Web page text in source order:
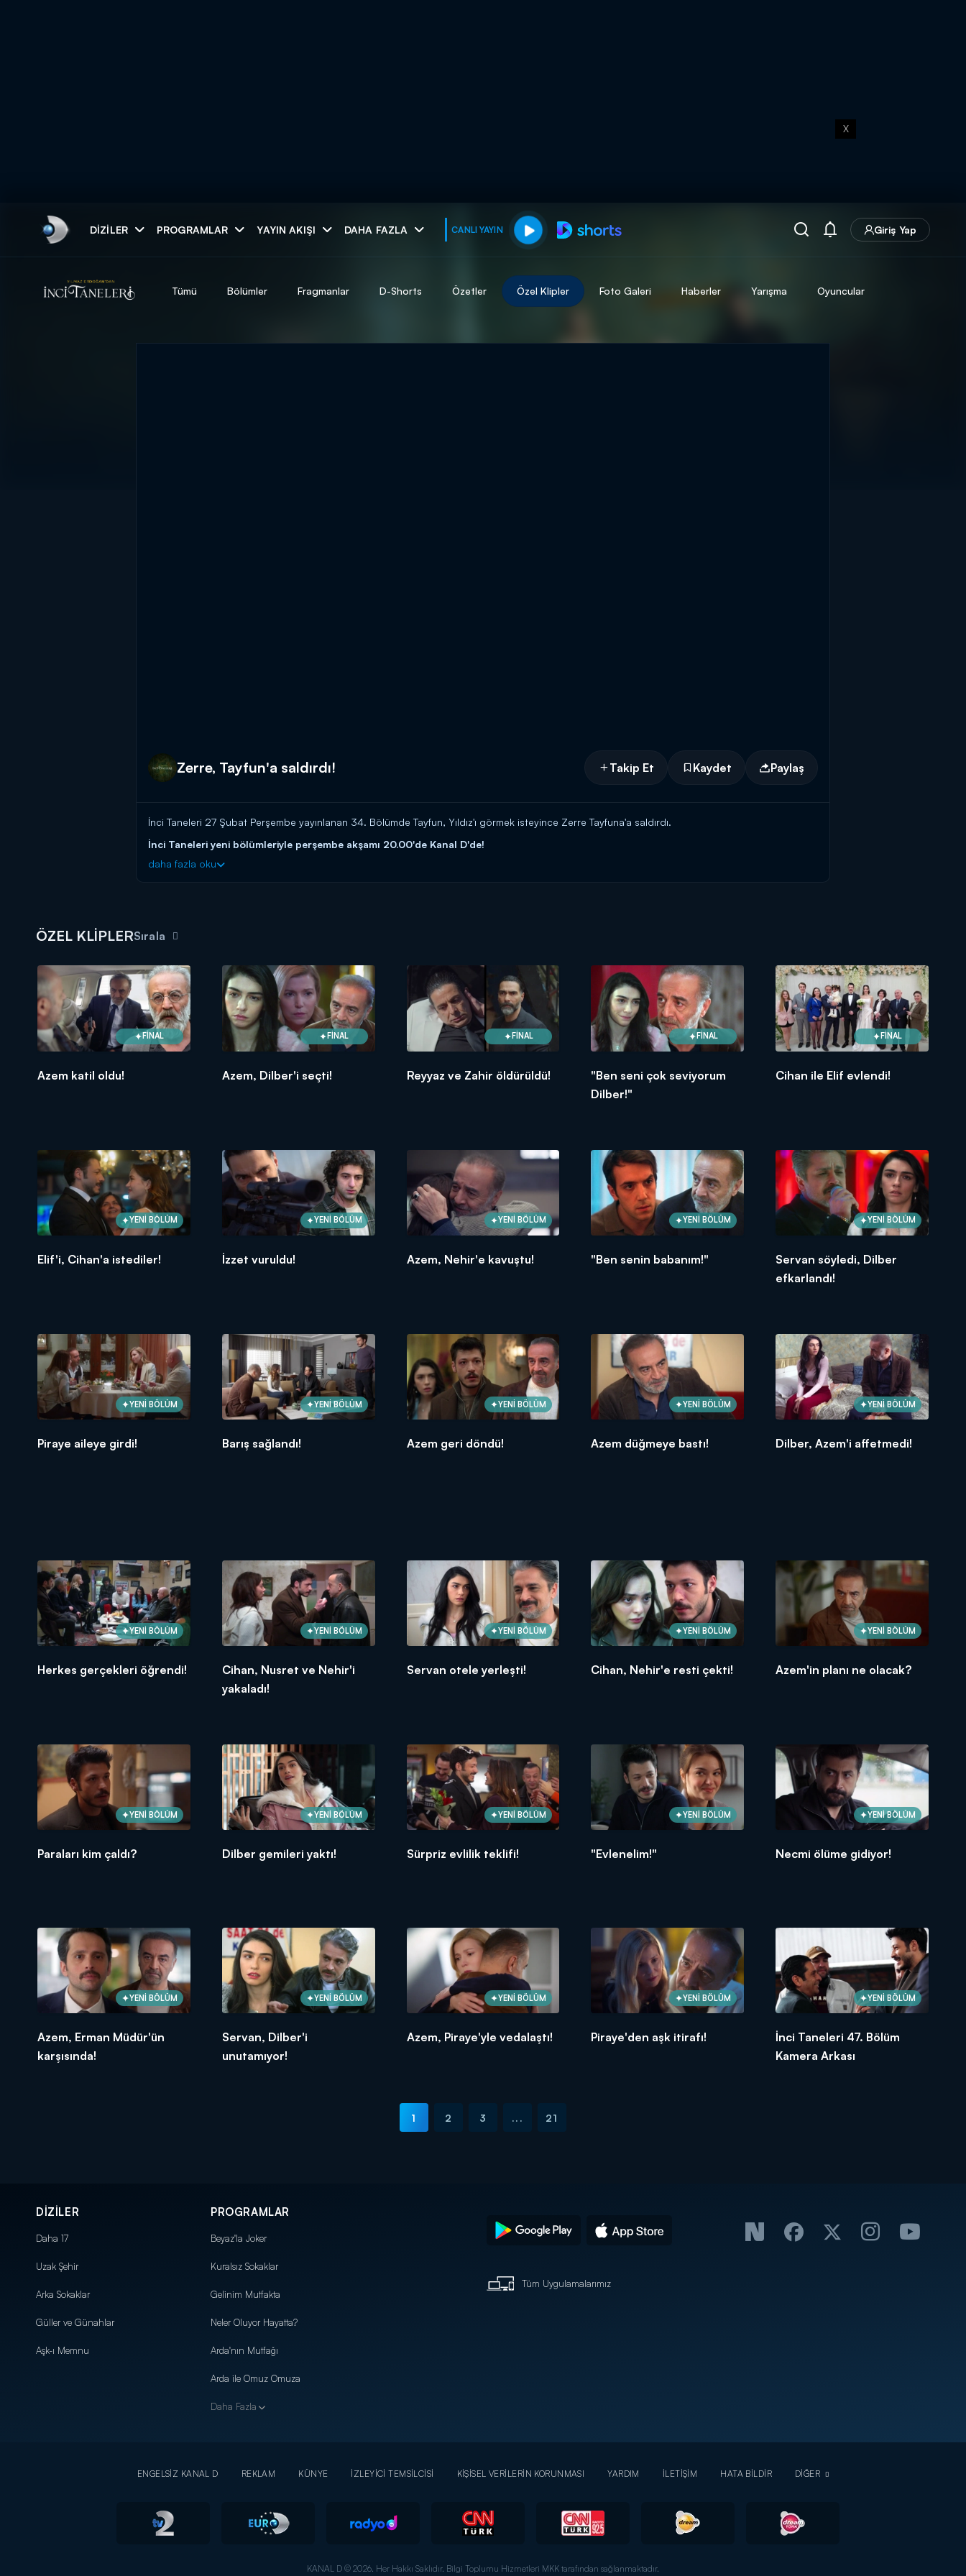
X
DIZILER PROGRAMLAR YAYIN AKIŞI DAHA FAZLA CANLI YAYIN Giriş Yap
muhteşem ikili
Tümü Bölümler Fragmanlar D-Shorts Özetler Özel Klipler Foto Galeri Haberler Yarışma Oyuncular
Zerre, Tayfun'a saldırdı! Takip Et Kaydet Paylaş
İnci Taneleri 27 Şubat Perşembe yayınlanan 34. Bölümde Tayfun, Yıldız'ı görmek isteyince Zerre Tayfuna'a saldırdı.
İnci Taneleri yeni bölümleriyle perşembe akşamı 20.00'de Kanal D'de!
daha fazla oku
ÖZEL KLİPLERSırala
FİNAL
Azem katil oldu!
FİNAL
Azem, Dilber'i seçti!
FİNAL
Reyyaz ve Zahir öldürüldü!
FİNAL
"Ben seni çok seviyorum
Dilber!"
FİNAL
Cihan ile Elif evlendi!
YENİ BÖLÜM
Elif'i, Cihan'a istediler!
YENİ BÖLÜM
İzzet vuruldu!
YENİ BÖLÜM
Azem, Nehir'e kavuştu!
YENİ BÖLÜM
"Ben senin babanım!"
YENİ BÖLÜM
Servan söyledi, Dilber
efkarlandı!
YENİ BÖLÜM
Piraye aileye girdi!
YENİ BÖLÜM
Barış sağlandı!
YENİ BÖLÜM
Azem geri döndü!
YENİ BÖLÜM
Azem düğmeye bastı!
YENİ BÖLÜM
Dilber, Azem'i affetmedi!
YENİ BÖLÜM
Herkes gerçekleri öğrendi!
YENİ BÖLÜM
Cihan, Nusret ve Nehir'i
yakaladı!
YENİ BÖLÜM
Servan otele yerleşti!
YENİ BÖLÜM
Cihan, Nehir'e resti çekti!
YENİ BÖLÜM
Azem'in planı ne olacak?
YENİ BÖLÜM
Paraları kim çaldı?
YENİ BÖLÜM
Dilber gemileri yaktı!
YENİ BÖLÜM
Sürpriz evlilik teklifi!
YENİ BÖLÜM
"Evlenelim!"
YENİ BÖLÜM
Necmi ölüme gidiyor!
YENİ BÖLÜM
Azem, Erman Müdür'ün
karşısında!
YENİ BÖLÜM
Servan, Dilber'i
unutamıyor!
YENİ BÖLÜM
Azem, Piraye'yle vedalaştı!
YENİ BÖLÜM
Piraye'den aşk itirafı!
YENİ BÖLÜM
İnci Taneleri 47. Bölüm
Kamera Arkası
1 2 3 ... 21
DİZİLER
Daha 17
Uzak Şehir
Arka Sokaklar
Güller ve Günahlar
Aşk-ı Memnu
PROGRAMLAR
Beyaz'la Joker
Kuralsız Sokaklar
Gelinim Mutfakta
Neler Oluyor Hayatta?
Arda'nın Mutfağı
Arda ile Omuz Omuza
Daha Fazla
Tüm Uygulamalarımız
ENGELSİZ KANAL D REKLAM KÜNYE İZLEYİCİ TEMSİLCİSİ KİŞİSEL VERİLERİN KORUNMASI YARDIM İLETİŞİM HATA BİLDİR DİĞER
KANAL D © 2026. Her Hakkı Saklıdır. Bilgi Toplumu Hizmetleri MKK tarafından sağlanmaktadır.